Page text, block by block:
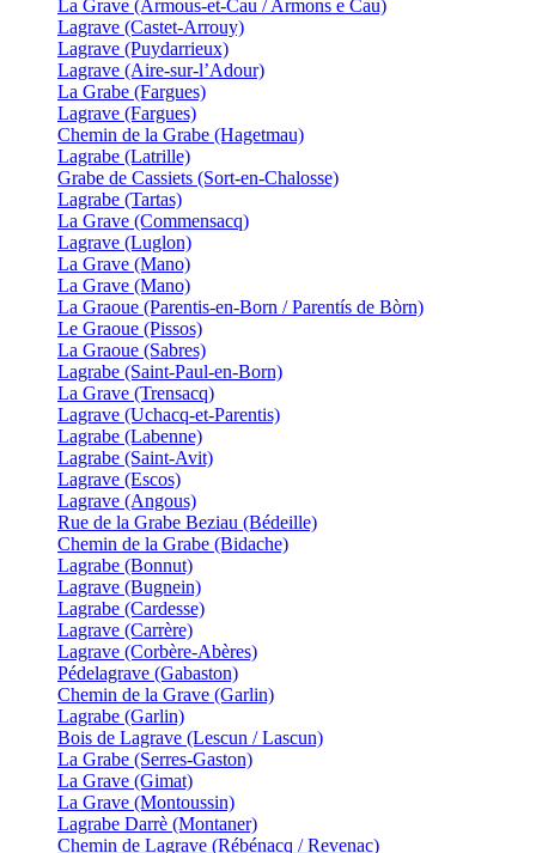
La Grave (Armous-et-Cau / Armons e Cau)
Lagrave (Castet-Arrouy)
Lagrave (Puydarrieux)
Lagrave (Aire-sur-l’Adour)
La Grabe (Fargues)
Lagrave (Fargues)
Chemin de la Grabe (Hagetmau)
Lagrabe (Latrille)
Grabe de Cassiets (Sort-en-Chalosse)
Lagrabe (Tartas)
La Grave (Commensacq)
Lagrave (Luglon)
La Grave (Mano)
La Grave (Mano)
La Graoue (Parentis-en-Born / Parentís de Bòrn)
Le Graoue (Pissos)
La Graoue (Sabres)
Lagrabe (Saint-Paul-en-Born)
La Grave (Trensacq)
Lagrave (Uchacq-et-Parentis)
Lagrabe (Labenne)
Lagrabe (Saint-Avit)
Lagrave (Escos)
Lagrave (Angous)
Rue de la Grabe Beziau (Bédeille)
Chemin de la Grabe (Bidache)
Lagrabe (Bonnut)
Lagrave (Bugnein)
Lagrabe (Cardesse)
Lagrave (Carrère)
Lagrave (Corbère-Abères)
Pédelagrave (Gabaston)
Chemin de la Grave (Garlin)
Lagrabe (Garlin)
Bois de Lagrave (Lescun / Lascun)
La Grabe (Serres-Gaston)
La Grave (Gimat)
La Grave (Montoussin)
Lagrabe Darrè (Montaner)
Chemin de Lagrave (Rébénacq / Revenac)